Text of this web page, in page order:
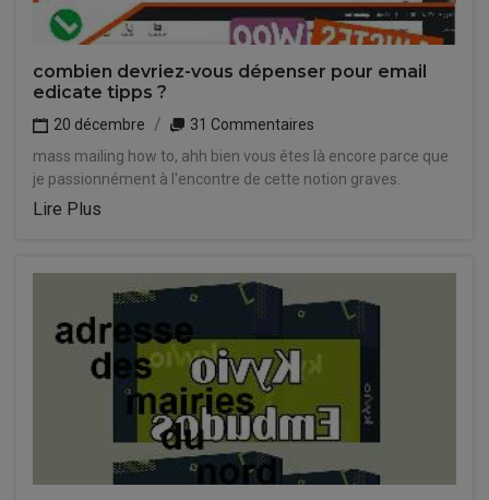
combien devriez-vous dépenser pour email
edicate tipps ?
20 décembre
31 Commentaires
mass mailing how to, ahh bien vous êtes là encore parce que
je passionnément à l'encontre de cette notion graves.
Lire Plus